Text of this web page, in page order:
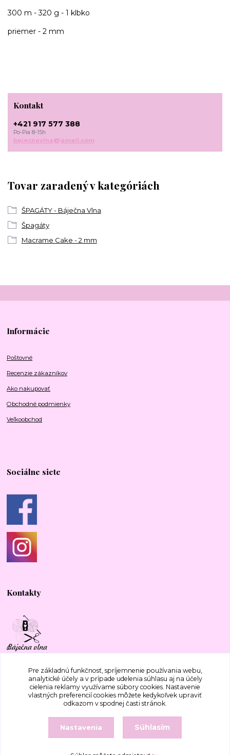
300 m - 320 g - 1 klbko
priemer - 2 mm
Tovar zaradený v kategóriách
ŠPAGÁTY - Báječna Vlna
Špagáty
Macrame Cake - 2 mm
Kontakt
+421 917 577 388
Po-Pia 8-15h
bajecnavlna@gmail.com
Informácie
Poštovné
Recenzie zákazníkov
Ako nakupovať
Obchodné podmienky
Veľkoobchod
Sociálne siete
Kontakty
+421 917 577 388
bajecnavlna@gmail.com
Pre základnú funkčnosť, spríjemnenie používania webu,
analytické účely a v prípade udelenia súhlasu aj na účely
cielenia reklamy využívame súbory cookies. Nastavenie
vlastných preferencií cookies môžete kedykoľvek upraviť
odkazom v spodnej časti stránok.
Nastavenia Súhlasím